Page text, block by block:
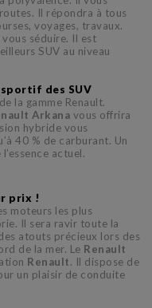
Il répondra à tous
voyages, travaux.
séduire. Il est
SUV au niveau
sportif des SUV
la gamme Renault.
Arkana vous offrira
hybride vous
40 % de carburant. Un
actuel.
prix !
moteurs les plus
Il sera ravir toute la
atouts précieux lors des
de la mer. Le Renault
Renault. Il dispose de
un plaisir de conduite